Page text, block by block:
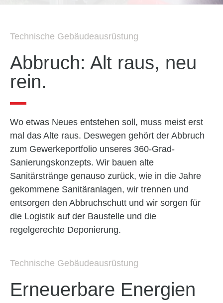
Technische Gebäudeausrüstung
Abbruch: Alt raus, neu
rein.
Wo etwas Neues entstehen soll, muss meist erst
mal das Alte raus. Deswegen gehört der Abbruch
zum Gewerke­portfolio unseres 360-Grad-
Sanierungskonzepts. Wir bauen alte
Sanitärstränge genauso zurück, wie in die Jahre
gekommene Sanitäranlagen, wir trennen und
entsorgen den Abbruchschutt und wir sorgen für
die Logistik auf der Baustelle und die
regelgerechte Deponierung.
Technische Gebäudeausrüstung
Erneuerbare Energien